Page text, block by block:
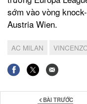
sớm vào vòng
Austria Wien.
AC MILAN
BÀI TRƯỚC